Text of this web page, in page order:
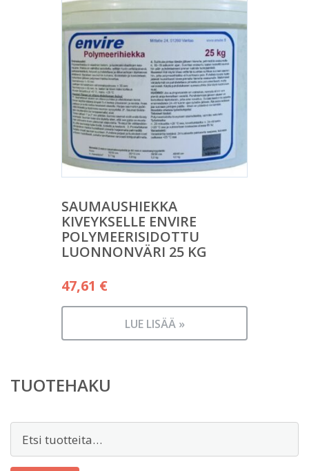
SAUMAUSHIEKKA
KIVEYKSELLE ENVIRE
POLYMEERISIDOTTU
LUONNONVÄRI 25 KG
47,61 €
LUE LISÄÄ »
TUOTEHAKU